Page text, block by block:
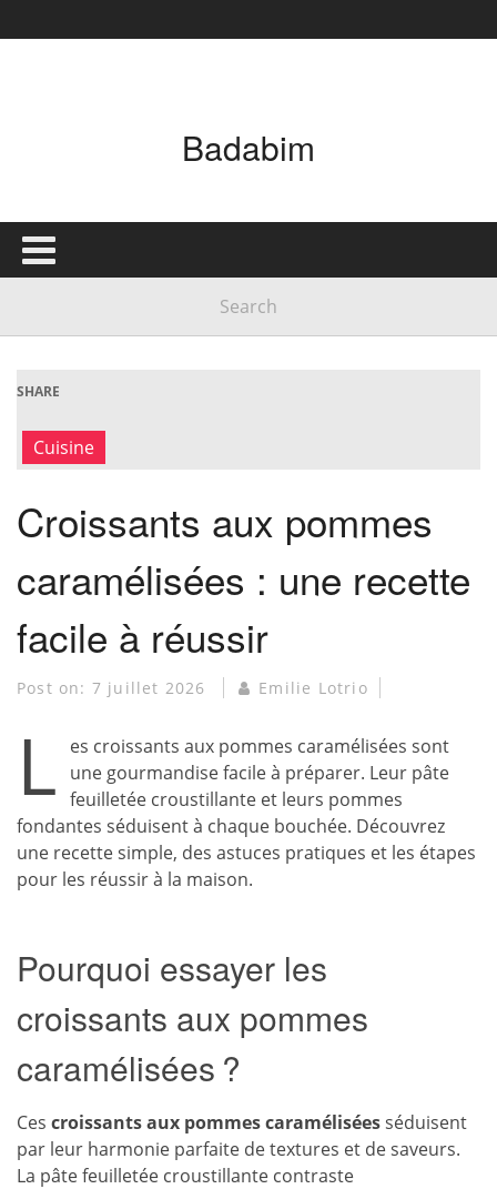
Badabim
SHARE
Cuisine
Croissants aux pommes
caramélisées : une recette
facile à réussir
Post on: 7 juillet 2026 Emilie Lotrio
L
es croissants aux pommes caramélisées sont
une gourmandise facile à préparer. Leur pâte
feuilletée croustillante et leurs pommes
fondantes séduisent à chaque bouchée. Découvrez
une recette simple, des astuces pratiques et les étapes
pour les réussir à la maison.
Pourquoi essayer les
croissants aux pommes
caramélisées ?
Ces croissants aux pommes caraméliséesséduisent
par leur harmonie parfaite de textures et de saveurs.
La pâte feuilletée croustillante contraste